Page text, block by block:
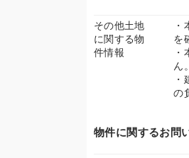
その他土地
に関する物
件情報
を
ん。
の
物件に関するお問